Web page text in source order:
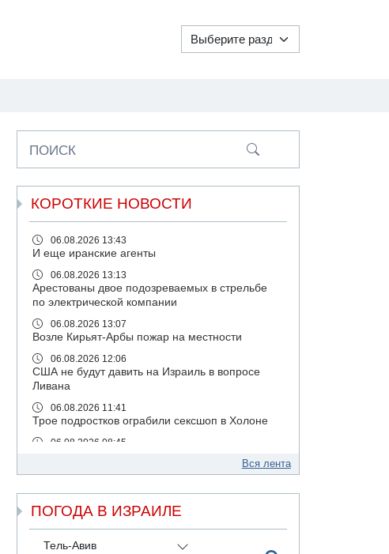
ПОИСК
КОРОТКИЕ НОВОСТИ
06.08.2026 13:43
И еще иранские агенты
06.08.2026 13:13
Арестованы двое подозреваемых в стрельбе
по электрической компании
06.08.2026 13:07
Возле Кирьят-Арбы пожар на местности
06.08.2026 12:06
США не будут давить на Израиль в вопросе
Ливана
06.08.2026 11:41
Трое подростков ограбили сексшоп в Холоне
06.08.2026 08:45
06.08.2026 08:11
Украинская атака на российский НПЗ
05.08.2026 18:30
противоракетной обороны "Хец"
Вся лента
ПОГОДА В ИЗРАИЛЕ
Тель-Авив